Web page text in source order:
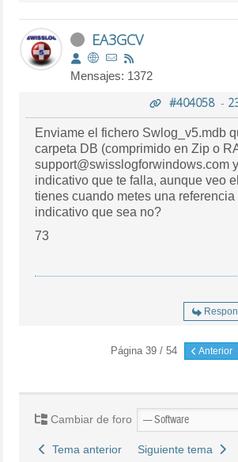
EA3GCV
Mensajes: 1372
#404058-
Enviame el fichero Swlog_v5.mdb
carpeta DB (comprimido en Zip o
support@swisslogforwindows.com
indicativo que te falla, aunque veo
tienes cuando metes una referencia
indicativo que sea no?
73
Página 39 / 54 Anterior
Cambiar de foro
Tema anterior Siguiente tema